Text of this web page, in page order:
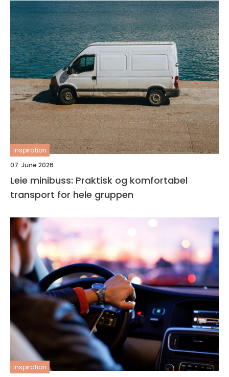
inspiration
07. June 2026
Leie minibuss: Praktisk og komfortabel
transport for hele gruppen
inspiration